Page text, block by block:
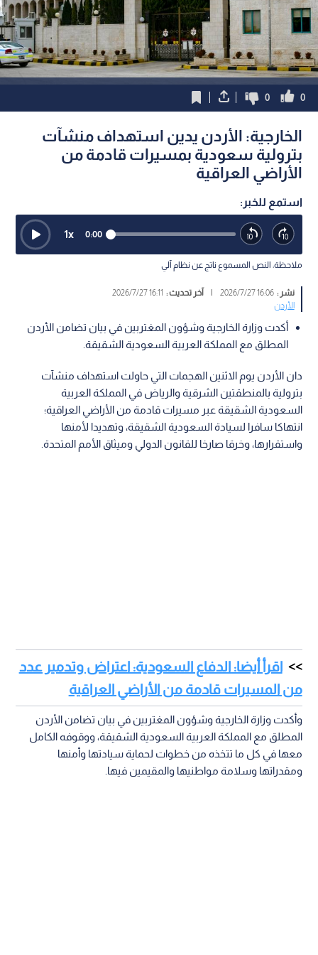
0
0
الخارجية: الأردن يدين استهداف منشآت
بترولية سعودية بمسيرات قادمة من
الأراضي العراقية
استمع للخبر:
0:00
1x
ملاحظة: النص المسموع ناتج عن نظام آلي
نشر :16:06 2026/7/27
| آخر تحديث : 16:11 2026/7/27
الأردن
أكدت وزارة الخارجية وشؤون المغتربين في بيان تضامن الأردن
المطلق مع المملكة العربية السعودية الشقيقة.
دان الأردن يوم الاثنين الهجمات التي حاولت استهداف منشآت
بترولية بالمنطقتين الشرقية والرياض في المملكة العربية
السعودية الشقيقة عبر مسيرات قادمة من الأراضي العراقية؛
انتهاكا سافرا لسيادة السعودية الشقيقة، وتهديدا لأمنها
واستقرارها، وخرقا صارخا للقانون الدولي وميثاق الأمم المتحدة.
اقرأ أيضا: الدفاع السعودية: اعتراض وتدمير عدد
من المسيرات قادمة من الأراضي العراقية
وأكدت وزارة الخارجية وشؤون المغتربين في بيان تضامن الأردن
المطلق مع المملكة العربية السعودية الشقيقة، ووقوفه الكامل
معها في كل ما تتخذه من خطوات لحماية سيادتها وأمنها
ومقدراتها وسلامة مواطنيها والمقيمين فيها.